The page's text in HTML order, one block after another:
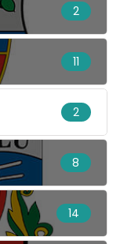
2
11
2
8
14